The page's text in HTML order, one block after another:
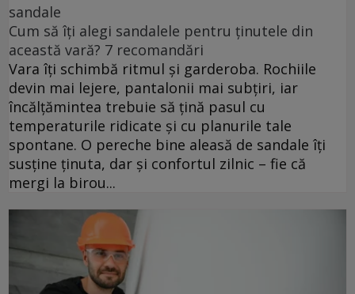
sandale
Cum să îți alegi sandalele pentru ținutele din
această vară? 7 recomandări
Vara îți schimbă ritmul și garderoba. Rochiile
devin mai lejere, pantalonii mai subțiri, iar
încălțămintea trebuie să țină pasul cu
temperaturile ridicate și cu planurile tale
spontane. O pereche bine aleasă de sandale îți
susține ținuta, dar și confortul zilnic – fie că
mergi la birou...